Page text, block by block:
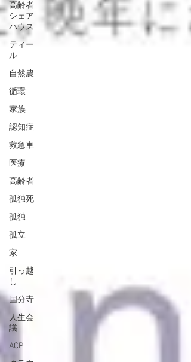
高齢者
シェア
ハウス
ティー
ル
自然農
循環
家族
認知症
救急車
医療
高齢者
孤独死
孤独
孤立
家
引っ越
し
国分寺
人生会
議
ACP